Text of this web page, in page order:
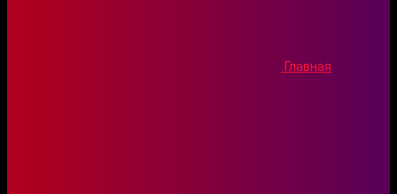
Главная